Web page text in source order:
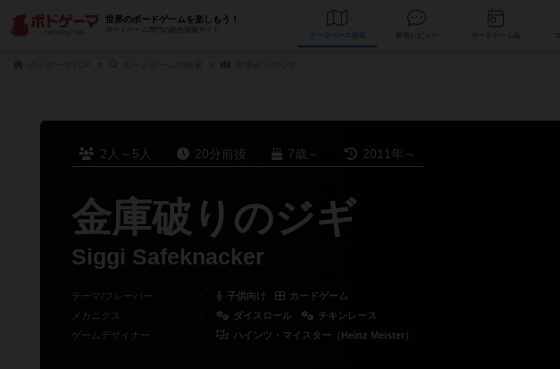
世界のボードゲームを楽しもう！
ボードゲーム専門の総合情報サイト
データベース
2人～5人 20分前後 7歳～ 2011年～
金庫破りのジギ
Siggi Safeknacker
テーマ/フレーバー ： 子供向け
カードゲーム
メカニクス
： ダイスロール
チキンレース
ゲームデザイナー
： ハインツ・マイスター（Heinz Meister）